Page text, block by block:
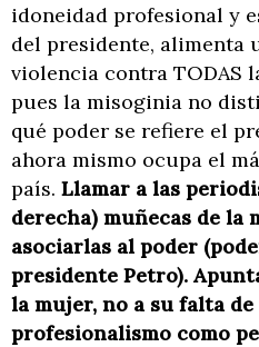
idoneidad profesional y
del presidente, alimenta
violencia contra TODAS
pues la misoginia no
qué poder se refiere el
ahora mismo ocupa el
país. Llamar a las
derecha) muñecas de la
asociarlas al poder
presidente Petro).
la mujer, no a su falta
profesionalismo como